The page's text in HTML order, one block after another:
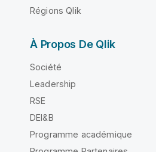
Régions Qlik
À Propos De Qlik
Société
Leadership
RSE
DEI&B
Programme académique